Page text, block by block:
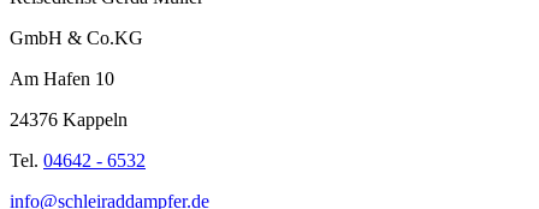
GmbH & Co.KG
Am Hafen 10
24376 Kappeln
Tel. 04642 - 6532
info@schleiraddampfer.de